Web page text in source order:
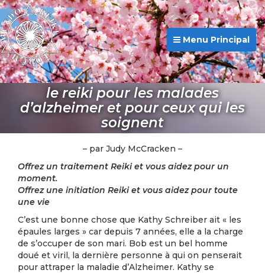
Menu Principal
le reiki pour les malades
d’alzheimer et pour ceux qui les
soignent
– par Judy McCracken –
Offrez un traitement Reiki et vous aidez pour un
moment.
Offrez une initiation Reiki et vous aidez pour toute
une vie
C’est une bonne chose que Kathy Schreiber ait « les
épaules larges » car depuis 7 années, elle a la charge
de s’occuper de son mari. Bob est un bel homme
doué et viril, la dernière personne à qui on penserait
pour attraper la maladie d’Alzheimer. Kathy se